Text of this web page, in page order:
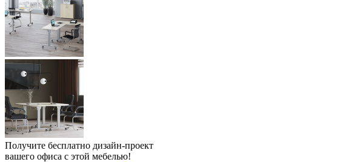
Получите бесплатно дизайн-проект
вашего офиса с этой мебелью!